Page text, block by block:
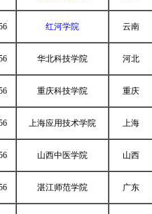
红河学院 云南
华北科技学院 河北
重庆科技学院 重庆
上海应用技术学院 上海
山西中医学院 山西
湛江师范学院 广东